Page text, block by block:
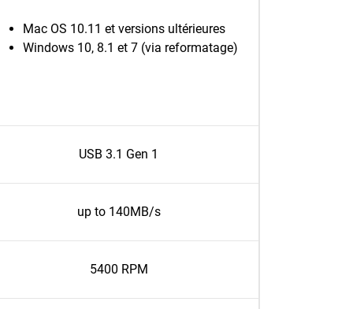
Mac OS 10.11 et versions ultérieures
Windows 10, 8.1 et 7 (via reformatage)
USB 3.1 Gen 1
up to 140MB/s
5400 RPM